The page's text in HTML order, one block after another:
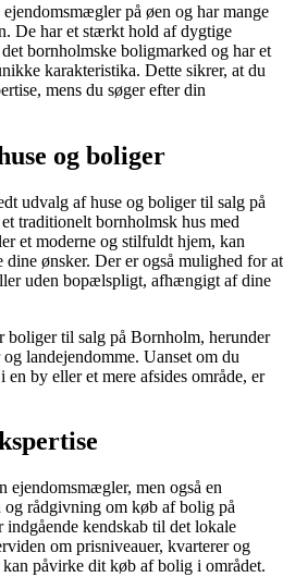
på øen og har mange
De har et stærkt hold af dygtige
bornholmske boligmarked og har et
karakteristika. Dette sikrer, at du
mens du søger efter din
og boliger
udvalg af huse og boliger til salg på
traditionelt bornholmsk hus med
et moderne og stilfuldt hjem, kan
ønsker. Der er også mulighed for at
uden bopælspligt, afhængigt af dine
boliger til salg på Bornholm, herunder
landejendomme. Uanset om du
by eller et mere afsides område, er
men også en
rådgivning om køb af bolig på
kendskab til det lokale
om prisniveauer, kvarterer og
påvirke dit køb af bolig i området.